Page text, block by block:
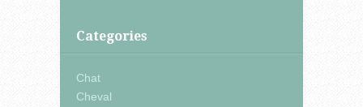
Categories
Chat
Cheval